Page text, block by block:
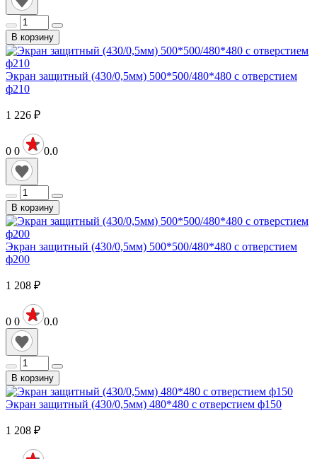
В корзину
Экран защитный (430/0,5мм) 500*500/480*480 с отверстием
ф210
1 226 ₽
0 0 0.0
В корзину
Экран защитный (430/0,5мм) 500*500/480*480 с отверстием
ф200
1 208 ₽
0 0 0.0
В корзину
Экран защитный (430/0,5мм) 480*480 с отверстием ф150
1 208 ₽